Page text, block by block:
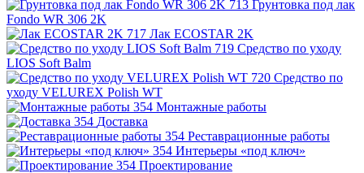
Грунтовка под лак
Fondo WR 306 2K
Лак ECOSTAR 2K
Средство по уходу
LIOS Soft Balm
Средство по
уходу VELUREX Polish WT
Монтажные работы
Доставка
Реставрационные работы
Интерьеры «под ключ»
Проектирование